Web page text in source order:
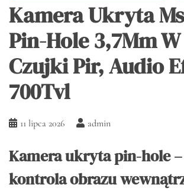
Kamera Ukryta
Pin-Hole 3,7Mm
Czujki Pir, Audio
700Tvl
11 lipca 2026 admin
Kamera ukryta pin-hole
kontrola obrazu